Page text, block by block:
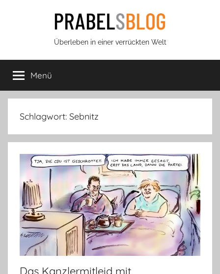
Prabels
Blog
Überleben in einer verrückten Welt
Menü
Schlagwort: Sebnitz
Das Kanzlermitleid mit